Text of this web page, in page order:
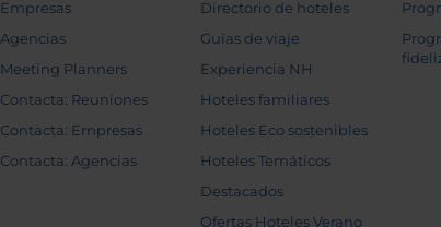
Empresas
Agencias
Meeting Planners
Contacta: Reuniones
Contacta: Empresas
Contacta: Agencias
Directorio de hoteles
Guías de viaje
Experiencia NH
Hoteles familiares
Hoteles Eco sostenibles
Hoteles Temáticos
Destacados
Ofertas Hoteles Verano